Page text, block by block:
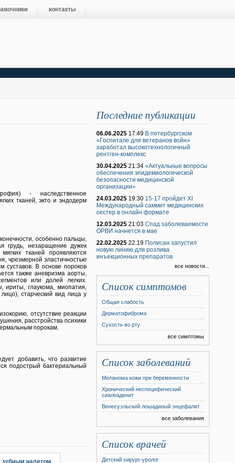
контакты
- наследственное
тканей, экто и эндодерм
особенно пальцы,
грудь, незаращение дужек
тканей проявляются
чрезмерной эластичностью
суставов. В основе пороков
также аневризма аорты,
или долей легких.
глаукома, миопатия,
старческий вид лица у
отсутствие реакции
расстройства психики
порокам.
добавить, что развитие
подострый бактериальный
зубным налетом
Последние публикации
06.06.2025 17:49 В петербургском
«Госпитале для ветеранов войн»
заработал высокотехнологичный
рентген-комплекс
30.04.2025 21:34 «Актуальные вопросы
обеспечения эпидемиологической
безопасности медицинской
организации»
24.03.2025 19:30 15-17 пройдет XI
Международный саммит медицинских
сестер в онлайн формате
12.03.2025 21:03 Спад заболеваемости
ОРВИ начнется в мае
22.02.2025 22:19 Полисан запустил
новую линию для розлива
инъекционных препаратов
все новости...
Список симптомов
Общая слабость
Дерматофиброма
Сухость во рту
все симптомы
Список заболеваний
Меланома кожи при беременности
Хронический неспецифический
сиалоаденит
Венесуэльский лошадиный энцефалит
все заболевания
Список врачей
Детский хирург-уролог